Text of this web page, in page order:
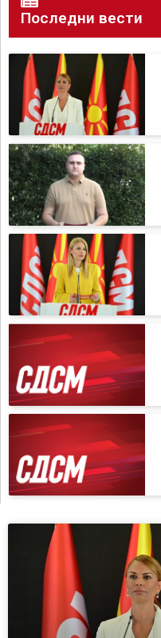
Последни вести